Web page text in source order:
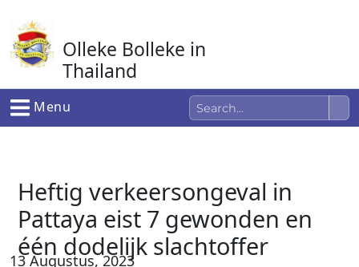
naar
de
inhoud
Olleke Bolleke in
Thailand
In Thailand
Menu
Heftig verkeersongeval in
Pattaya eist 7 gewonden en
één dodelijk slachtoffer
13 Augustus, 2023